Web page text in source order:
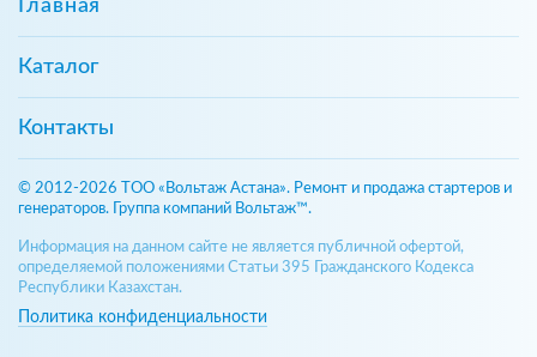
Главная
Каталог
Контакты
© 2012-2026 ТОО «Вольтаж Астана». Ремонт и продажа стартеров и
генераторов. Группа компаний Вольтаж™.
Информация на данном сайте не является публичной офертой,
определяемой положениями Статьи 395 Гражданского Кодекса
Республики Казахстан.
Политика конфиденциальности